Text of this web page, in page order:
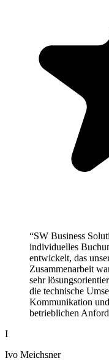
“SW Business
individuelles
entwickelt, das
Zusammenarbeit
sehr
die technische
Kommunikation
betrieblichen
I
Ivo Meichsner